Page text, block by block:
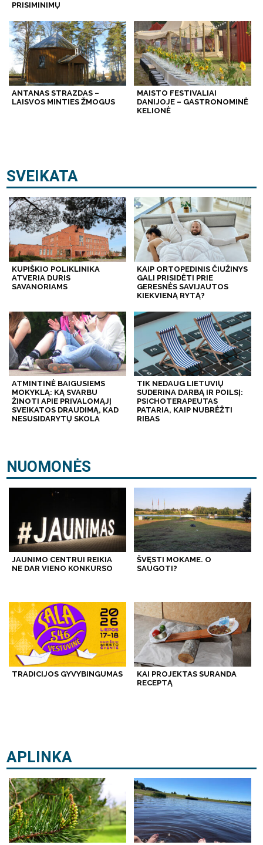
PRISIMINIMŲ
ANTANAS STRAZDAS –
LAISVOS MINTIES ŽMOGUS
MAISTO FESTIVALIAI
DANIJOJE – GASTRONOMINĖ
KELIONĖ
SVEIKATA
KUPIŠKIO POLIKLINIKA
ATVERIA DURIS
SAVANORIAMS
KAIP ORTOPEDINIS ČIUŽINYS
GALI PRISIDĖTI PRIE
GERESNĖS SAVIJAUTOS
KIEKVIENĄ RYTĄ?
ATMINTINĖ BAIGUSIEMS
MOKYKLĄ: KĄ SVARBU
ŽINOTI APIE PRIVALOMĄJĮ
SVEIKATOS DRAUDIMĄ, KAD
NESUSIDARYTŲ SKOLA
TIK NEDAUG LIETUVIŲ
SUDERINA DARBĄ IR POILSĮ:
PSICHOTERAPEUTAS
PATARIA, KAIP NUBRĖŽTI
RIBAS
NUOMONĖS
JAUNIMO CENTRUI REIKIA
NE DAR VIENO KONKURSO
ŠVĘSTI MOKAME. O
SAUGOTI?
TRADICIJOS GYVYBINGUMAS
KAI PROJEKTAS SURANDA
RECEPTĄ
APLINKA